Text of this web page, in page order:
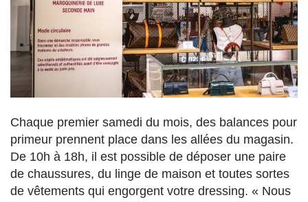
Chaque premier samedi du mois, des balances pour
primeur prennent place dans les allées du magasin.
De 10h à 18h, il est possible de déposer une paire
de chaussures, du linge de maison et toutes sortes
de vêtements qui engorgent votre dressing. « Nous